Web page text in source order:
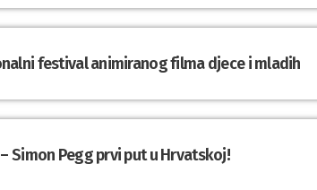
festival animiranog filma djece i mladih
Simon Pegg prvi put u Hrvatskoj!